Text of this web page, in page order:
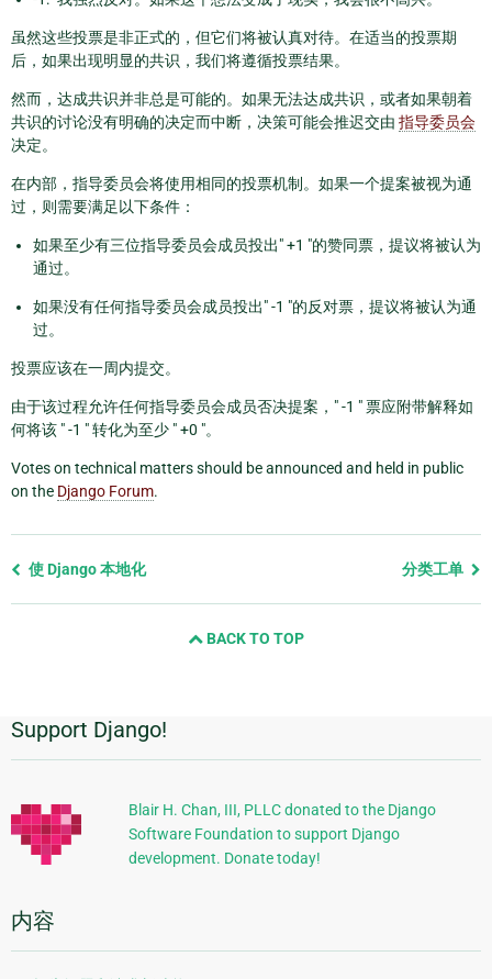
虽然这些投票是非正式的，但它们将被认真对待。在适当的投票期
后，如果出现明显的共识，我们将遵循投票结果。
然而，达成共识并非总是可能的。如果无法达成共识，或者如果朝着
共识的讨论没有明确的决定而中断，决策可能会推迟交由 指导委员会
决定。
在内部，指导委员会将使用相同的投票机制。如果一个提案被视为通
过，则需要满足以下条件：
如果至少有三位指导委员会成员投出" +1 "的赞同票，提议将被认为
通过。
如果没有任何指导委员会成员投出" -1 "的反对票，提议将被认为通
过。
投票应该在一周内提交。
由于该过程允许任何指导委员会成员否决提案，" -1 " 票应附带解释如
何将该 " -1 " 转化为至少 " +0 "。
Votes on technical matters should be announced and held in public
on the Django Forum.
Previous
使 Django 本地化 分类工单
BACK TO TOP
附
加
信
息
Support Django!
Blair H. Chan, III, PLLC donated to the Django
Software Foundation to support Django
development. Donate today!
内容